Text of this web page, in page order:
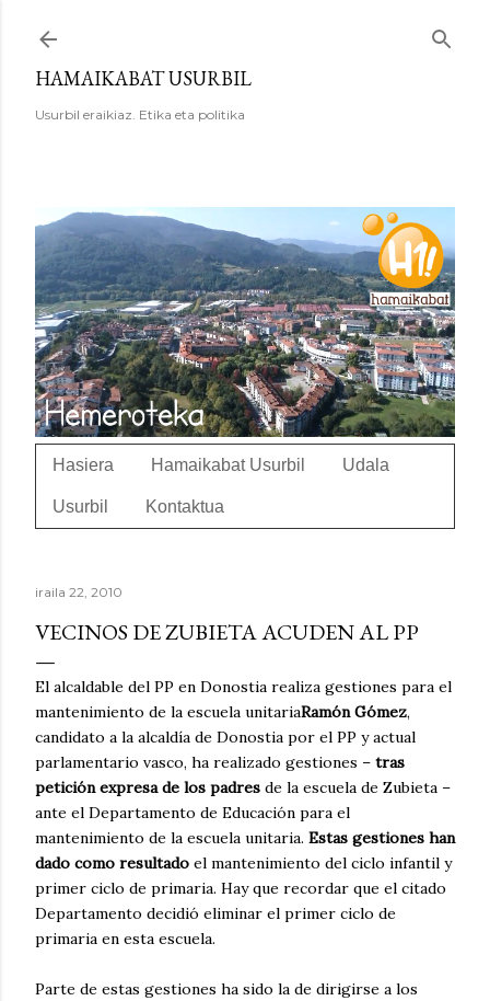
HAMAIKABAT USURBIL
Usurbil eraikiaz. Etika eta politika
Hasiera Hamaikabat Usurbil Udala
Usurbil Kontaktua
iraila 22, 2010
VECINOS DE ZUBIETA ACUDEN AL PP
El alcaldable del PP en Donostia realiza gestiones para el
mantenimiento de la escuela unitariaRamón Gómez,
candidato a la alcaldía de Donostia por el PP y actual
parlamentario vasco, ha realizado gestiones – tras
petición expresa de los padres de la escuela de Zubieta –
ante el Departamento de Educación para el
mantenimiento de la escuela unitaria. Estas gestiones han
dado como resultado el mantenimiento del ciclo infantil y
primer ciclo de primaria. Hay que recordar que el citado
Departamento decidió eliminar el primer ciclo de
primaria en esta escuela.
Parte de estas gestiones ha sido la de dirigirse a los